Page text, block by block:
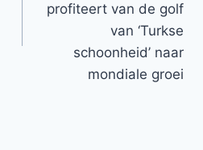
profiteert van de golf
van ‘Turkse
schoonheid’ naar
mondiale groei